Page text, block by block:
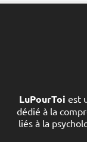
LuPourToi est
dédié à la
liés à la